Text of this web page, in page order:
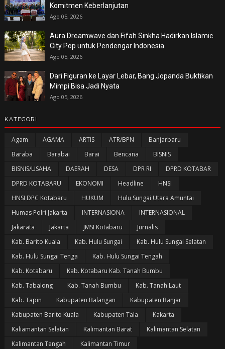
Komitmen Keberlanjutan
Ago 05, 2026
Aura Dreamwave dan Fifah Sinkha Hadirkan Islamic
City Pop untuk Pendengar Indonesia
Ago 05, 2026
Dari Figuran ke Layar Lebar, Bang Jopanda Buktikan
Mimpi Bisa Jadi Nyata
Ago 05, 2026
KATEGORI
Agam AGAMA ARTIS ATR/BPN
Banjarbaru
Baraba
Barabai Barai Bencana
BISNIS
BISNIS/USAHA
DAERAH DESA DPR RI
DPRD KOTABAR
DPRD KOTABARU
EKONOMI Headline
HNSI
HNSI DPC Kotabaru
HUKUM
Hulu Sungai Utara Amuntai
Humas Polri Jakarta
INTERNASIONA
INTERNASIONAL
Jakarata
Jakarta JMSI Kotabaru
Jurnalis
Kab. Barito Kuala
Kab. Hulu Sungai
Kab. Hulu Sungai Selatan
Kab. Hulu Sungai Tenga
Kab. Hulu Sungai Tengah
Kab. Kotabaru
Kab. Kotabaru Kab. Tanah Bumbu
Kab. Tabalong
Kab. Tanah Bumbu
Kab. Tanah Laut
Kab. Tapin
Kabupaten Balangan
Kabupaten Banjar
Kabupaten Barito Kuala
Kabupaten Tala
Kakarta
Kaliamantan Selatan
Kalimantan Barat
Kalimantan Selatan
Kalimantan Tengah
Kalimantan Timur